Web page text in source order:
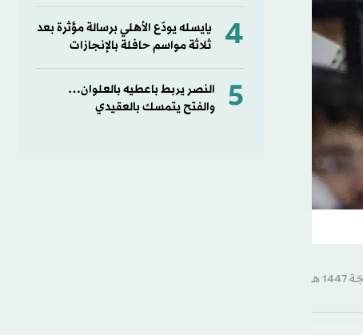
4
يايسله يودّع الأهلي برسالة مؤثرة بعد
ثلاثة مواسم حافلة بالإنجازات
5
النصر يربط باعطيه بالعلوان…
والفتح يتمسك بالعقيدي